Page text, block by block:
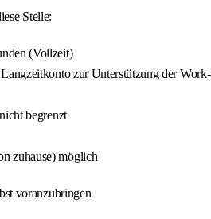
Stelle:
(Vollzeit)
zur Unterstützung der Work-
begrenzt
zuhause) möglich
voranzubringen